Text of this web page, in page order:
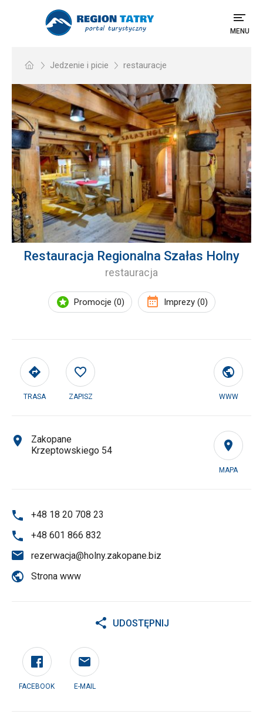
MENU
Jedzenie i picie restauracje
Restauracja Regionalna Szałas Holny
restauracja
Promocje (0) Imprezy (0)
TRASA ZAPISZ WWW
MAPA
Zakopane
Krzeptowskiego 54
+48 18 20 708 23
+48 601 866 832
rezerwacja@holny.zakopane.biz
Strona www
UDOSTĘPNIJ
FACEBOOK E-MAIL